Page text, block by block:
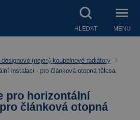
HLEDAT MENU
(nejen) koupelnové radiátory
instalaci - pro článková otopná tělesa
pro horizontální
článková otopná